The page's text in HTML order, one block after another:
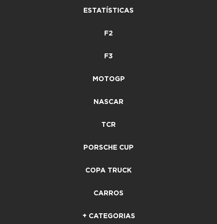
ESTATÍSTICAS
F2
F3
MOTOGP
NASCAR
TCR
PORSCHE CUP
COPA TRUCK
CARROS
+ CATEGORIAS